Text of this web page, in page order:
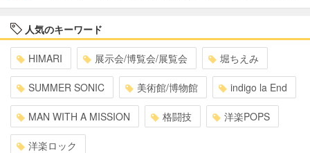
人気のキーワード
HIMARI 展示会/博覧会/展覧会 堀ちえみ
SUMMER SONIC 美術館/博物館 indigo la End
MAN WITH A MISSION 格闘技 洋楽POPS
洋楽ロック